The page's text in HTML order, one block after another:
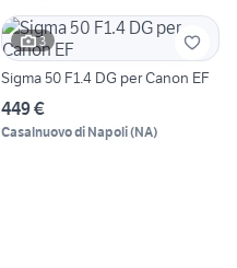
3
Sigma 50 F1.4 DG per Canon EF
449 €
Casalnuovo di Napoli(NA)